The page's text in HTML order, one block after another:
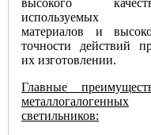
высокого
используемых
материалов и
точности действий
их изготовлении.
Главные
металлогалогенных
светильников: